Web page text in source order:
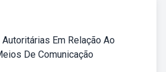
Em Relação Ao
De Comunicação